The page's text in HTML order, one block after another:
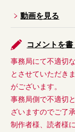
動画を見る
コメントを書
事務局にて不適切
とさせていただき
がございます。
事務局側で不適切
ざいますのでご了
制作者様、読者様